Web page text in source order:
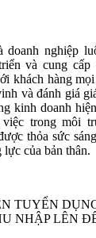
doanh nghiệp
và cung cấp
khách hàng
và đánh giá
kinh doanh
trong môi
thỏa sức
lực của bản thân.